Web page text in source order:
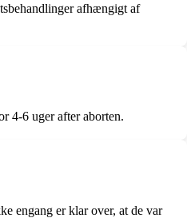
afhængigt af
4-6 uger after aborten.
engang er klar over, at de var